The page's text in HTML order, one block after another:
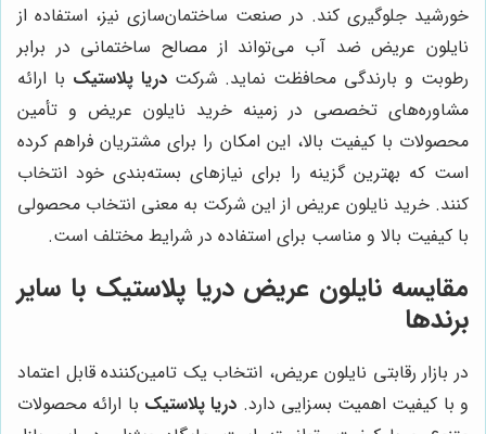
خورشید جلوگیری کند. در صنعت ساختمان‌سازی نیز، استفاده از
نایلون عریض ضد آب می‌تواند از مصالح ساختمانی در برابر
رطوبت و بارندگی محافظت نماید. شرکتدریا پلاستیک با ارائه
مشاوره‌های تخصصی در زمینه خرید نایلون عریض و تأمین
محصولات با کیفیت بالا، این امکان را برای مشتریان فراهم کرده
است که بهترین گزینه را برای نیازهای بسته‌بندی خود انتخاب
کنند. خرید نایلون عریض از این شرکت به معنی انتخاب محصولی
با کیفیت بالا و مناسب برای استفاده در شرایط مختلف است.
مقایسه نایلون عریضدریا پلاستیک با سایر
برندها
در بازار رقابتی نایلون عریض، انتخاب یک تامین‌کننده قابل اعتماد
و با کیفیت اهمیت بسزایی دارد. دریا پلاستیک با ارائه محصولات